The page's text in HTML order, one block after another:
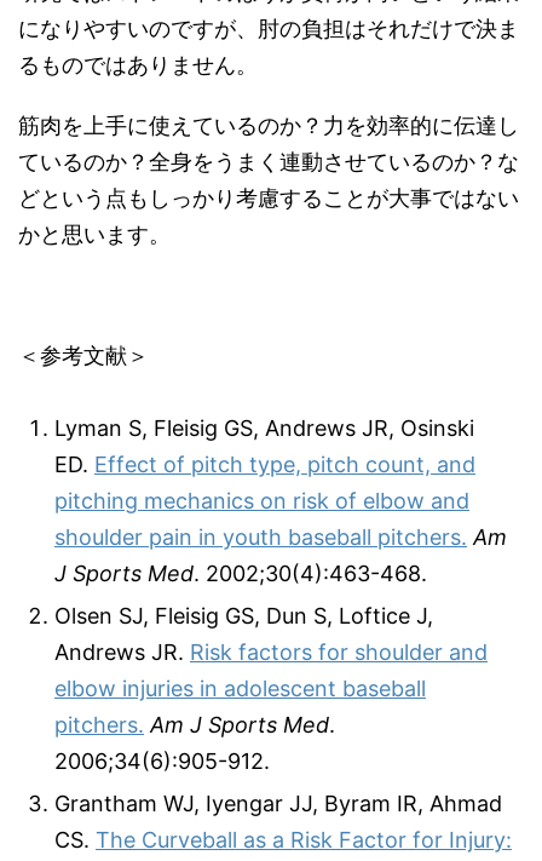
になりやすいのですが、肘の負担はそれだけで決ま
るものではありません。
筋肉を上手に使えているのか？力を効率的に伝達し
ているのか？全身をうまく連動させているのか？な
どという点もしっかり考慮することが大事ではない
かと思います。
＜参考文献＞
Lyman S, Fleisig GS, Andrews JR, Osinski
ED. Effect of pitch type, pitch count, and
pitching mechanics on risk of elbow and
shoulder pain in youth baseball pitchers. Am
J Sports Med. 2002;30(4):463-468.
Olsen SJ, Fleisig GS, Dun S, Loftice J,
Andrews JR. Risk factors for shoulder and
elbow injuries in adolescent baseball
pitchers. Am J Sports Med.
2006;34(6):905-912.
Grantham WJ, Iyengar JJ, Byram IR, Ahmad
CS. The Curveball as a Risk Factor for Injury: